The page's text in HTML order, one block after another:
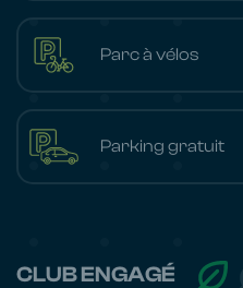
Parc à vélos
Parking gratuit
CLUB ENGAGÉ